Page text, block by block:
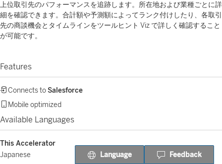
上位取引先のパフォーマンスを追跡します。所在地および業種ごとに詳
細を確認できます。合計額や予測額によってランク付けしたり、各取引
先の商談機会とタイムラインをツールヒント Viz で詳しく確認すること
が可能です。
Features
Connects toSalesforce
Mobile optimized
Available Languages
This Accelerator
Japanese
Language Feedback